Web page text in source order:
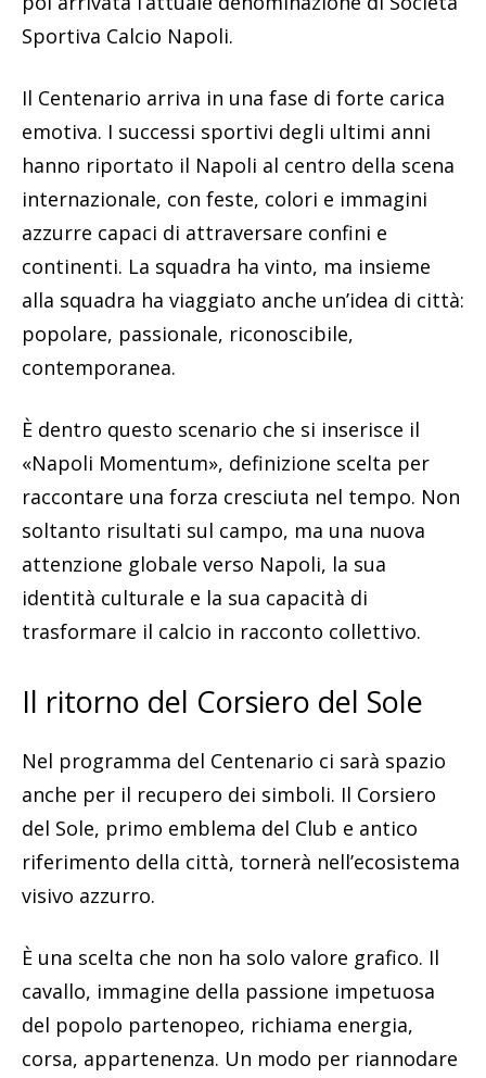
Sportiva Calcio Napoli.
Il Centenario arriva in una fase di forte carica
emotiva. I successi sportivi degli ultimi anni
hanno riportato il Napoli al centro della scena
internazionale, con feste, colori e immagini
azzurre capaci di attraversare confini e
continenti. La squadra ha vinto, ma insieme
alla squadra ha viaggiato anche un’idea di città:
popolare, passionale, riconoscibile,
contemporanea.
È dentro questo scenario che si inserisce il
«Napoli Momentum», definizione scelta per
raccontare una forza cresciuta nel tempo. Non
soltanto risultati sul campo, ma una nuova
attenzione globale verso Napoli, la sua
identità culturale e la sua capacità di
trasformare il calcio in racconto collettivo.
Il ritorno del Corsiero del Sole
Nel programma del Centenario ci sarà spazio
anche per il recupero dei simboli. Il Corsiero
del Sole, primo emblema del Club e antico
riferimento della città, tornerà nell’ecosistema
visivo azzurro.
È una scelta che non ha solo valore grafico. Il
cavallo, immagine della passione impetuosa
del popolo partenopeo, richiama energia,
corsa, appartenenza. Un modo per riannodare